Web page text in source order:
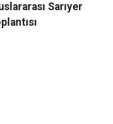
Sarıyer